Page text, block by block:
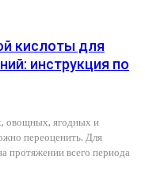
кислоты для
инструкция по
овощных, ягодных и
переоценить. Для
протяжении всего периода